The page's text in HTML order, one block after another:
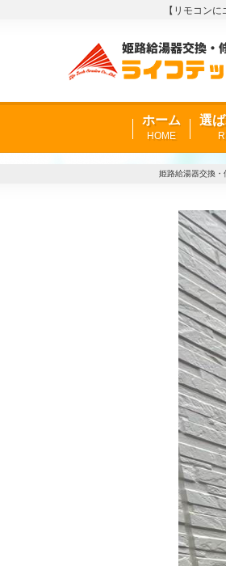
【リモコン
ホーム
HOME
選
姫路給湯器交換・